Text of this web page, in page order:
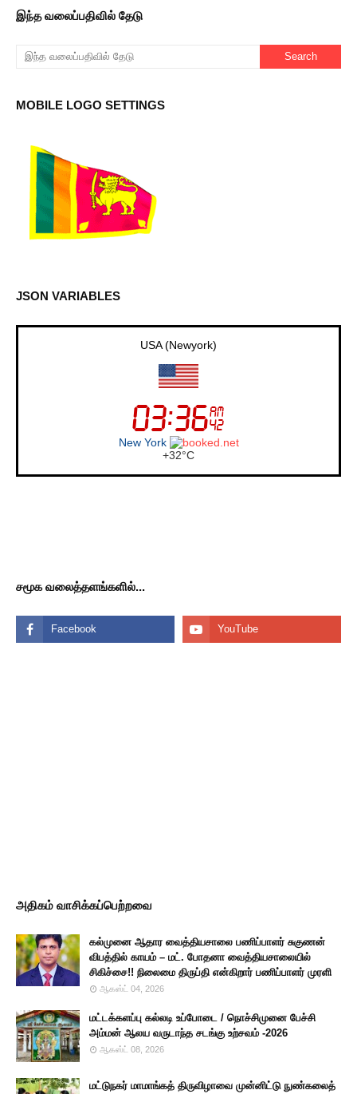
இந்த வலைப்பதிவில் தேடு
MOBILE LOGO SETTINGS
JSON VARIABLES
UK (London)
London
+30°C
சமூக வலைத்தளங்களில்...
அதிகம் வாசிக்கப்பெற்றவை
கல்முனை ஆதார வைத்தியசாலை பணிப்பாளர் சுகுணன்
விபத்தில் காயம் – மட். போதனா வைத்தியசாலையில்
சிகிச்சை!! நிலைமை திருப்தி என்கிறார் பணிப்பாளர் முரளி
ஆகஸ்ட் 04, 2026
மட்டக்களப்பு கல்லடி உப்போடை / நொச்சிமுனை பேச்சி
அம்மன் ஆலய வருடாந்த சடங்கு உற்சவம் -2026
ஆகஸ்ட் 08, 2026
மட்டுநகர் மாமாங்கத் திருவிழாவை முன்னிட்டு நுண்கலைத்